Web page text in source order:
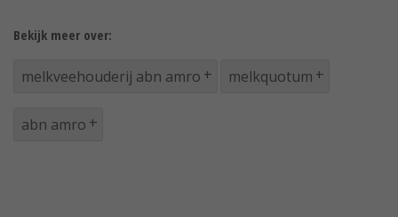
Bekijk meer over:
melkveehouderij abn amro melkquotum
abn amro